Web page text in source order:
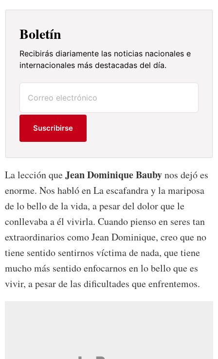
Boletín
Recibirás diariamente las noticias nacionales e
internacionales más destacadas del día.
Suscribirse
La lección queJean Dominique Baubynos dejó es
enorme. Nos habló en La escafandra y la mariposa
de lo bello de la vida, a pesar del dolor que le
conllevaba a él vivirla. Cuando pienso en seres tan
extraordinarios como Jean Dominique, creo que no
tiene sentido sentirnos víctima de nada, que tiene
mucho más sentido enfocarnos en lo bello que es
vivir, a pesar de las dificultades que enfrentemos.